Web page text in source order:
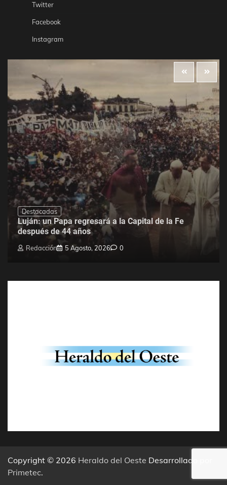
Twitter
Facebook
Instagram
Destacadas
Luján: un Papa regresará a la Capital de la Fe
después de 44 años
Redacción 5 Agosto, 2026 0
Copyright © 2026 Heraldo del Oeste Desarrollado por
Primetec.